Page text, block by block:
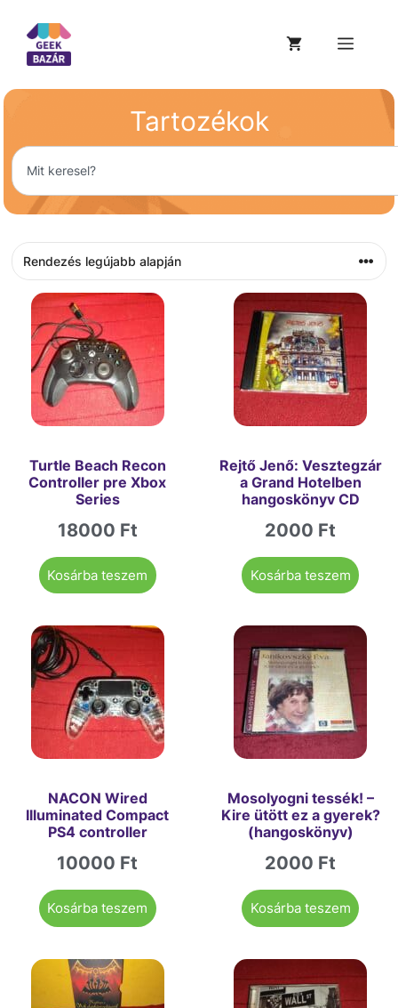
Tartozékok
Turtle Beach Recon
Controller pre Xbox
Series
18000 Ft
Kosárba teszem
Rejtő Jenő: Vesztegzár
a Grand Hotelben
hangoskönyv CD
2000 Ft
Kosárba teszem
NACON Wired
Illuminated Compact
PS4 controller
10000 Ft
Kosárba teszem
Mosolyogni tessék! –
Kire ütött ez a gyerek?
(hangoskönyv)
2000 Ft
Kosárba teszem